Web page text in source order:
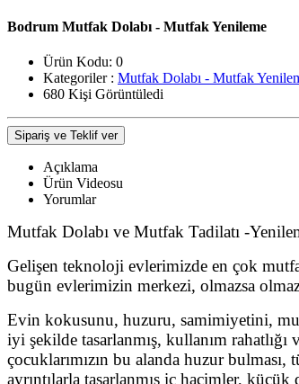
Bodrum Mutfak Dolabı - Mutfak Yenileme
Ürün Kodu: 0
Kategoriler : Mutfak Dolabı - Mutfak
680 Kişi Görüntüledi
Sipariş ve Teklif ver
Açıklama
Ürün Videosu
Yorumlar
Mutfak Dolabı ve Mutfak Tadilatı -
Gelişen teknoloji evlerimizde en çok
bugün evlerimizin merkezi, olmazsa
Evin kokusunu, huzuru, samimiyetini,
iyi şekilde tasarlanmış, kullanım
çocuklarımızın bu alanda huzur
ayrıntılarla tasarlanmış iç hacimler,